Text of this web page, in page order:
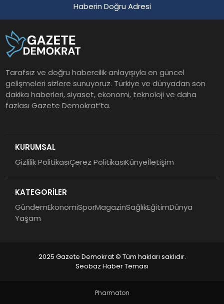
Haberin Doğru Adresi
Tarafsız ve doğru habercilik anlayışıyla en güncel
gelişmeleri sizlere sunuyoruz. Türkiye ve dünyadan son
dakika haberleri, siyaset, ekonomi, teknoloji ve daha
fazlası Gazete Demokrat’ta.
KURUMSAL
Gizlilik PolitikasıÇerez PolitikasıKünyeİletişim
KATEGORİLER
GündemEkonomiSporMagazinSağlıkEğitimDünya
Yaşam
2025 Gazete Demokrat © Tüm hakları saklıdır.
Seobaz Haber Teması
Pharmaton